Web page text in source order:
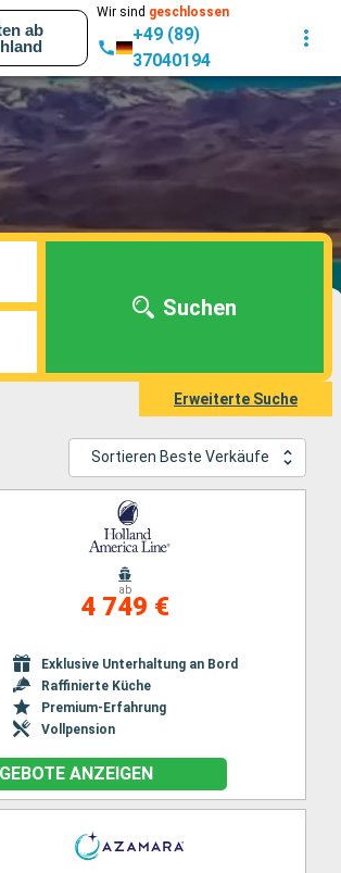
ab
Wir sind geschlossen
+49 (89)
37040194
Suchen
Erweiterte Suche
Sortieren Beste Verkäufe
ab
4 749 €
Exklusive Unterhaltung an Bord
Raffinierte Küche
Premium-Erfahrung
Vollpension
ANZEIGEN